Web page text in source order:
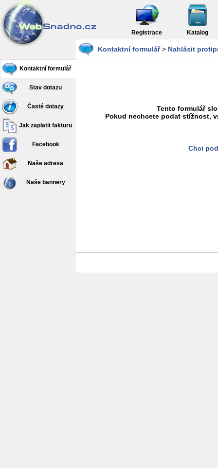
Registrace Katalog
Kontaktní formulář
Stav dotazu
Časté dotazy
Jak zaplatit fakturu
Facebook
Naše adresa
Naše bannery
Kontaktní formulář> Nahlásit
Tento formulář
Pokud nechcete podat stížnost,
Chci